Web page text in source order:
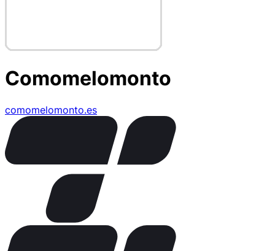
Comomelomonto
comomelomonto.es